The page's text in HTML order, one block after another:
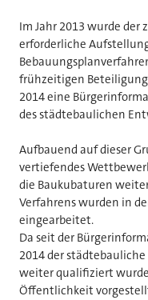
Im Jahr 2013 wurde der
erforderliche
frühzeitigen
2014 eine
des städtebaulichen
Aufbauend auf dieser
vertiefendes
die Baukubaturen
Verfahrens wurden in
eingearbeitet.
Da seit der
2014 der
weiter qualifiziert
Öffentlichkeit